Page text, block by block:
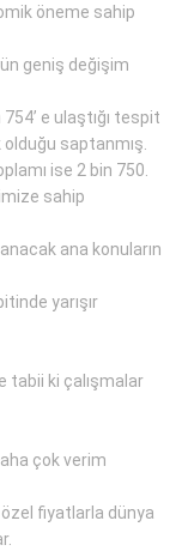
öneme sahip
geniş değişim
e ulaştığı tespit
saptanmış.
ise 2 bin 750.
sahip
ana konuların
yarışır
tabii ki çalışmalar
çok verim
fiyatlarla dünya